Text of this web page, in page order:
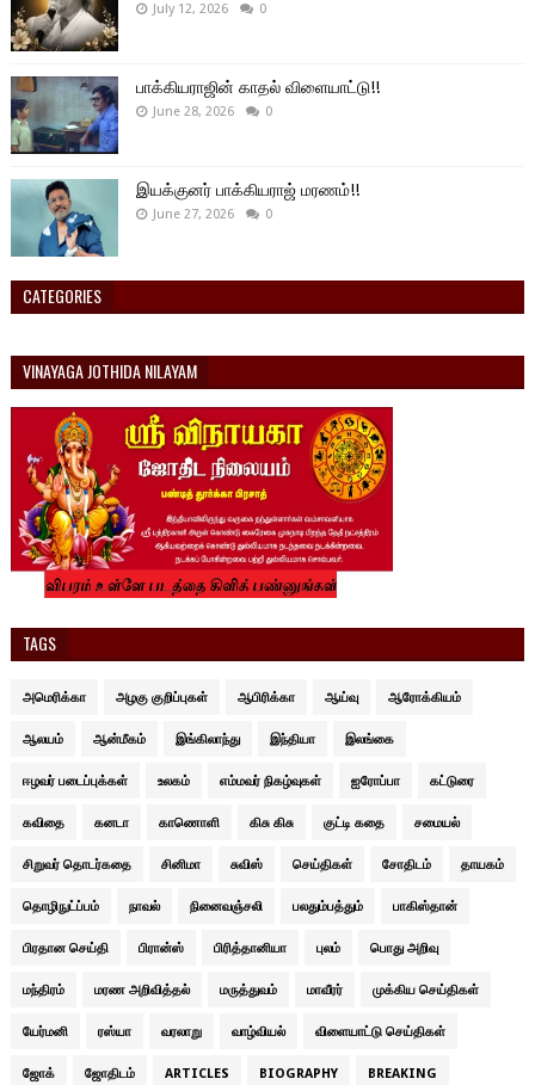
July 12, 2026 0
பாக்கியராஜின் காதல் விளையாட்டு!!
June 28, 2026 0
இயக்குனர் பாக்கியராஜ் மரணம்!!
June 27, 2026 0
CATEGORIES
VINAYAGA JOTHIDA NILAYAM
TAGS
அமெரிக்கா அழகு குறிப்புகள் ஆபிரிக்கா ஆய்வு ஆரோக்கியம்
ஆலயம் ஆன்மீகம் இங்கிலாந்து இந்தியா இலங்கை
ஈழவர் படைப்புக்கள் உலகம் எம்மவர் நிகழ்வுகள் ஐரோப்பா கட்டுரை
கவிதை கனடா காணொளி கிசு கிசு குட்டி கதை சமையல்
சிறுவர் தொடர்கதை சினிமா சுவிஸ் செய்திகள் சோதிடம் தாயகம்
தொழிநுட்ப்பம் நாவல் நினைவஞ்சலி பலதும்பத்தும் பாகிஸ்தான்
பிரதான செய்தி பிரான்ஸ் பிரித்தானியா புலம் பொது அறிவு
மந்திரம் மரண அறிவித்தல் மருத்துவம் மாவீரர் முக்கிய செய்திகள்
யேர்மனி ரஸ்யா வரலாறு வாழ்வியல் விளையாட்டு செய்திகள்
ஜோக் ஜோதிடம் ARTICLES BIOGRAPHY BREAKING